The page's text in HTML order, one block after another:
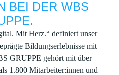
BEI DER WBS
Mit Herz.“ definiert unser
Bildungserlebnisse mit
GRUPPE gehört mit über
1.800 Mitarbeiter:innen und